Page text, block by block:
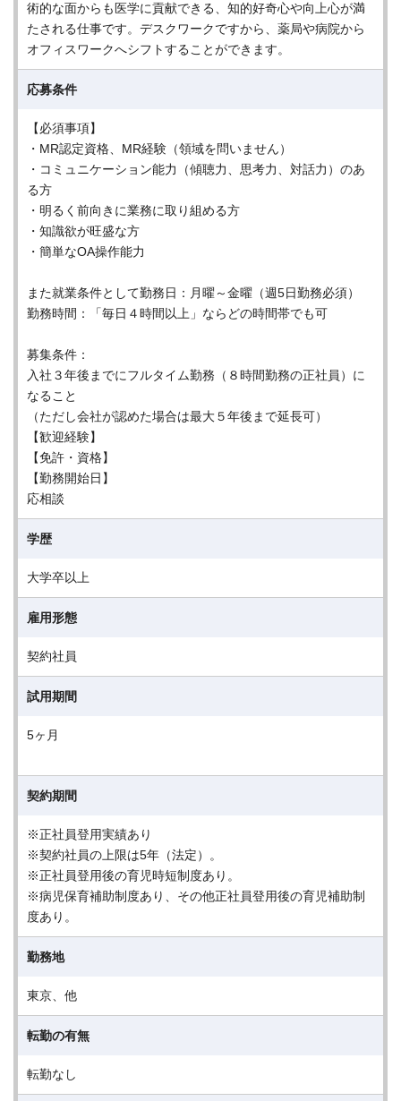
術的な面からも医学に貢献できる、知的好奇心や向上心が満
たされる仕事です。デスクワークですから、薬局や病院から
オフィスワークへシフトすることができます。
応募条件
【必須事項】
・MR認定資格、MR経験（領域を問いません）
・コミュニケーション能力（傾聴力、思考力、対話力）のあ
る方
・明るく前向きに業務に取り組める方
・知識欲が旺盛な方
・簡単なOA操作能力
また就業条件として勤務日：月曜～金曜（週5日勤務必須）
勤務時間：「毎日４時間以上」ならどの時間帯でも可
募集条件：
入社３年後までにフルタイム勤務（８時間勤務の正社員）に
なること
（ただし会社が認めた場合は最大５年後まで延長可）
【歓迎経験】
【免許・資格】
【勤務開始日】
応相談
学歴
大学卒以上
雇用形態
契約社員
試用期間
5ヶ月
契約期間
※正社員登用実績あり
※契約社員の上限は5年（法定）。
※正社員登用後の育児時短制度あり。
※病児保育補助制度あり、その他正社員登用後の育児補助制
度あり。
勤務地
東京、他
転勤の有無
転勤なし